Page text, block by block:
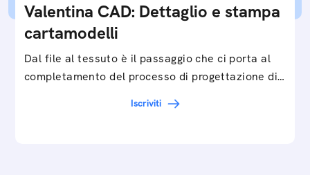
Valentina CAD: Dettaglio e stampa
cartamodelli
Dal file al tessuto è il passaggio che ci porta al
completamento del processo di progettazione di
Iscriviti